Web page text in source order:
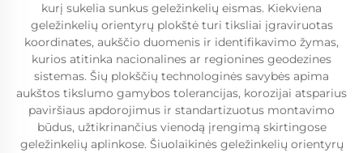
kurį sukelia sunkus geležinkelių eismas. Kiekviena
geležinkelių orientyrų plokštė turi tiksliai įgraviruotas
koordinates, aukščio duomenis ir identifikavimo žymas,
kurios atitinka nacionalines ar regionines geodezines
sistemas. Šių plokščių technologinės savybės apima
aukštos tikslumo gamybos tolerancijas, korozijai atsparius
paviršiaus apdorojimus ir standartizuotus montavimo
būdus, užtikrinančius vienodą įrengimą skirtingose
geležinkelių aplinkose. Šiuolaikinės geležinkelių orientyrų